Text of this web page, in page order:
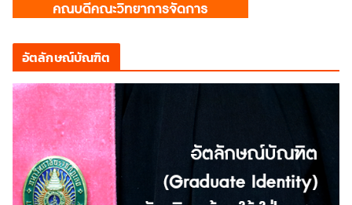
อัตลักษณ์บัณฑิต